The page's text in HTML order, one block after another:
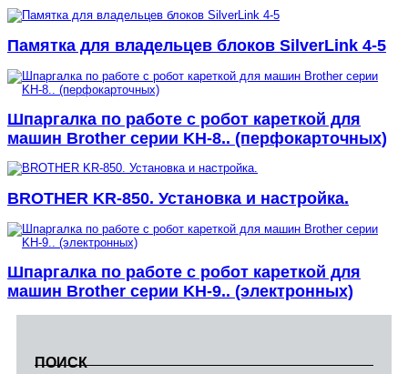
Памятка для владельцев блоков SilverLink 4-5
Шпаргалка по работе с робот кареткой для
машин Brother серии KH-8.. (перфокарточных)
BROTHER KR-850. Установка и настройка.
Шпаргалка по работе с робот кареткой для
машин Brother серии KH-9.. (электронных)
ПОИСК